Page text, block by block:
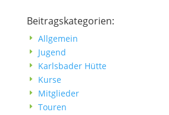
Beitragskategorien:
E Allgemein
E Jugend
E Karlsbader Hütte
E Kurse
E Mitglieder
E Touren